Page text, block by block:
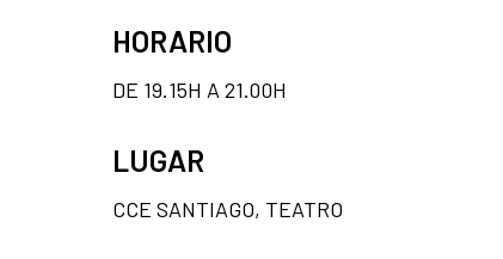
HORARIO
DE 19.15H A 21.00H
LUGAR
CCE SANTIAGO, TEATRO